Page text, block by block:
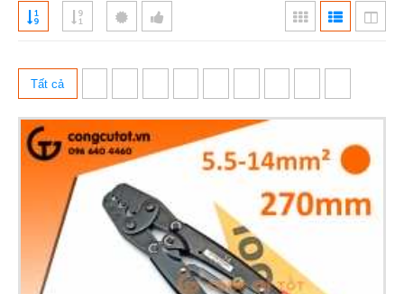
Tất cả